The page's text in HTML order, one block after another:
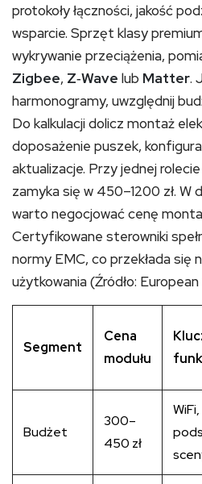
protokoły łączności, jakość
wsparcie. Sprzęt klasy
wykrywanie przeciążenia,
Zigbee, Z‑Wave lub Matter.
harmonogramy, uwzględnij
Do kalkulacji dolicz montaż
doposażenie puszek,
aktualizacje. Przy jednej
zamyka się w 450–1200 zł. W
warto negocjować cenę
Certyfikowane sterowniki
normy EMC, co przekłada się
użytkowania (Źródło:
Segment
Cena
modułu
Budżet
300–
450 zł
WiFi,